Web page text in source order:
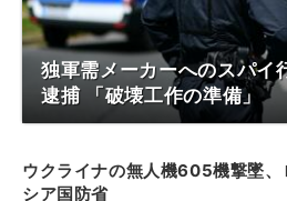
独軍需メーカーへのスパイ
逮捕 「破壊工作の準備」
ウクライナの無人機605機撃墜、
シア国防省